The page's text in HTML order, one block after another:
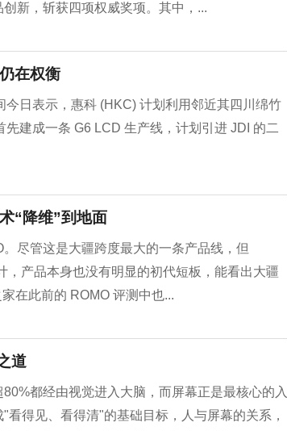
新，斩获四项权威奖项。其中，...
在权衡
日表示，惠科 (HKC) 计划利用邻近其四川绵竹
建成一条 G6 LCD 生产线，计划引进 JDI 的二
“降维”到地面
尽管这是大疆跨度最大的一条产品线，但
，产品本身也没有明显的初代短板，能看出大疆
在此前的 ROMO 评测中也...
道
都经由视觉进入大脑，而屏幕正是最核心的入
得见、看得清"的基础目标，人与屏幕的关系，